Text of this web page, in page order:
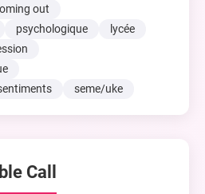
out
psychologique
lycée
seme/uke
Call